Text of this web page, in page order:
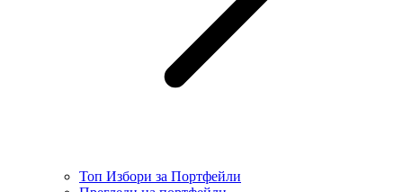
Топ Избори за Портфейли